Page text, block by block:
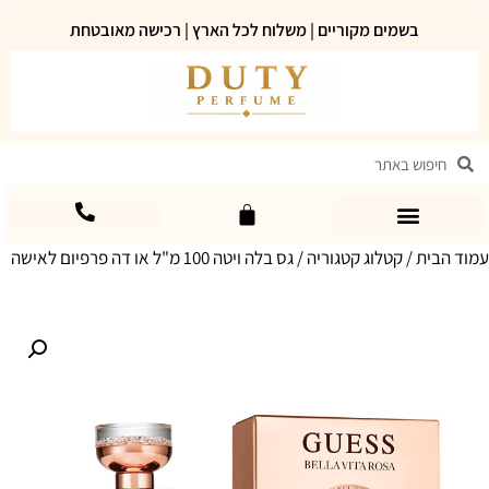
בשמים מקוריים | משלוח לכל הארץ | רכישה מאובטחת
עמוד הבית/קטלוג קטגוריה/ גס בלה ויטה 100 מ"ל או דה פרפיום לאישה